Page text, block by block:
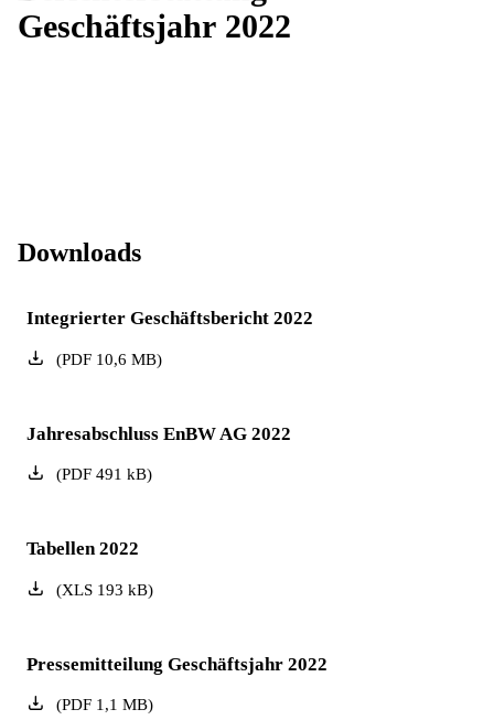
Geschäftsjahr 2022
Downloads
Integrierter Geschäftsbericht 2022
(PDF10,6 MB)
Jahresabschluss EnBW AG 2022
(PDF491 kB)
Tabellen 2022
(XLS193 kB)
Pressemitteilung Geschäftsjahr 2022
(PDF1,1 MB)